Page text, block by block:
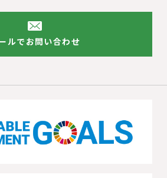
ルでお問い合わせ